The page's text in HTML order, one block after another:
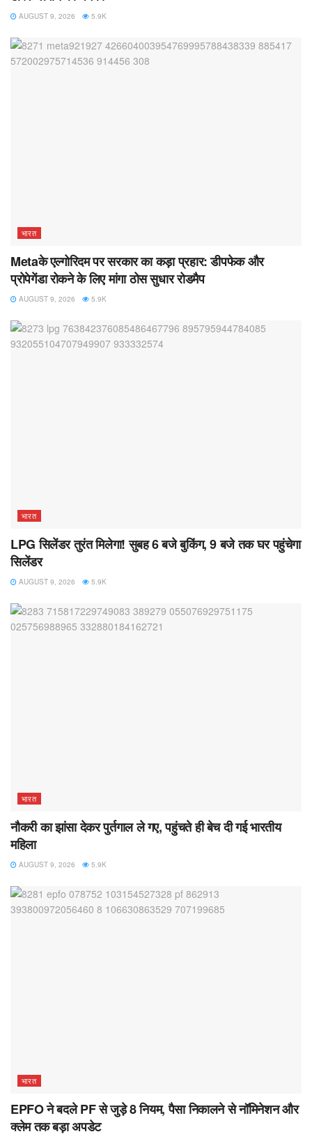
AUGUST 9, 2026 5.9K
भारत
Metaके एल्गोरिदम पर सरकार का कड़ा प्रहार: डीपफेक और
प्रोपेगेंडा रोकने के लिए मांगा ठोस सुधार रोडमैप
AUGUST 9, 2026 5.9K
भारत
LPG सिलेंडर तुरंत मिलेगा! सुबह 6 बजे बुकिंग, 9 बजे तक घर पहुंचेगा
सिलेंडर
AUGUST 9, 2026 5.9K
भारत
नौकरी का झांसा देकर पुर्तगाल ले गए, पहुंचते ही बेच दी गई भारतीय
महिला
AUGUST 9, 2026 5.9K
भारत
EPFO ने बदले PF से जुड़े 8 नियम, पैसा निकालने से नॉमिनेशन और
क्लेम तक बड़ा अपडेट